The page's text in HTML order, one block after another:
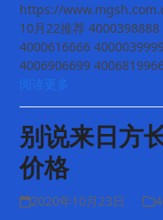
https://
10月22推荐
4000616666
4006906699
阅读更多
别说来日方
价格
2020年10月23日